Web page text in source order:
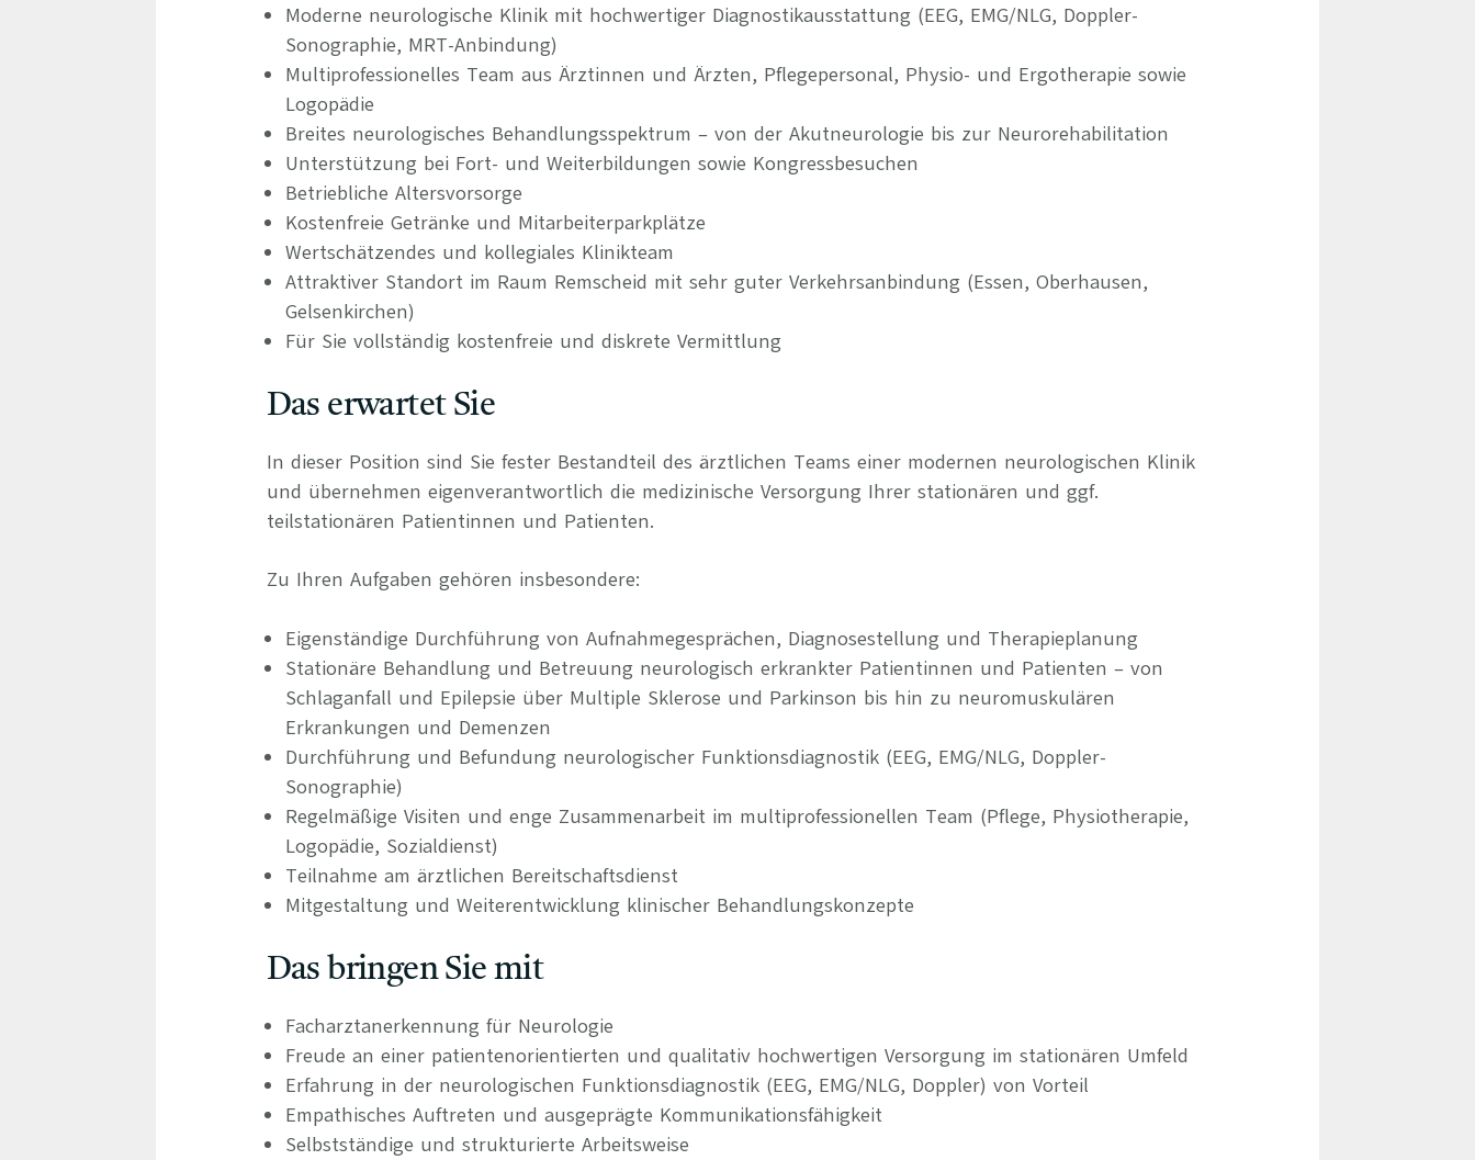
Moderne neurologische Klinik mit hochwertiger Diagnostikausstattung (EEG, EMG/NLG, Doppler-
Sonographie, MRT-Anbindung)
Multiprofessionelles Team aus Ärztinnen und Ärzten, Pflegepersonal, Physio- und Ergotherapie sowie
Logopädie
Breites neurologisches Behandlungsspektrum – von der Akutneurologie bis zur Neurorehabilitation
Unterstützung bei Fort- und Weiterbildungen sowie Kongressbesuchen
Betriebliche Altersvorsorge
Kostenfreie Getränke und Mitarbeiterparkplätze
Wertschätzendes und kollegiales Klinikteam
Attraktiver Standort im Raum Remscheid mit sehr guter Verkehrsanbindung (Essen, Oberhausen,
Gelsenkirchen)
Für Sie vollständig kostenfreie und diskrete Vermittlung
Das erwartet Sie
In dieser Position sind Sie fester Bestandteil des ärztlichen Teams einer modernen neurologischen Klinik
und übernehmen eigenverantwortlich die medizinische Versorgung Ihrer stationären und ggf.
teilstationären Patientinnen und Patienten.
Zu Ihren Aufgaben gehören insbesondere:
Eigenständige Durchführung von Aufnahmegesprächen, Diagnosestellung und Therapieplanung
Stationäre Behandlung und Betreuung neurologisch erkrankter Patientinnen und Patienten – von
Schlaganfall und Epilepsie über Multiple Sklerose und Parkinson bis hin zu neuromuskulären
Erkrankungen und Demenzen
Durchführung und Befundung neurologischer Funktionsdiagnostik (EEG, EMG/NLG, Doppler-
Sonographie)
Regelmäßige Visiten und enge Zusammenarbeit im multiprofessionellen Team (Pflege, Physiotherapie,
Logopädie, Sozialdienst)
Teilnahme am ärztlichen Bereitschaftsdienst
Mitgestaltung und Weiterentwicklung klinischer Behandlungskonzepte
Das bringen Sie mit
Facharztanerkennung für Neurologie
Freude an einer patientenorientierten und qualitativ hochwertigen Versorgung im stationären Umfeld
Erfahrung in der neurologischen Funktionsdiagnostik (EEG, EMG/NLG, Doppler) von Vorteil
Empathisches Auftreten und ausgeprägte Kommunikationsfähigkeit
Selbstständige und strukturierte Arbeitsweise